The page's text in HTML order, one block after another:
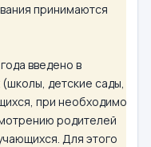
принимаются
введено в
(школы, детские сады,
при необходимости
родителей
Для этого